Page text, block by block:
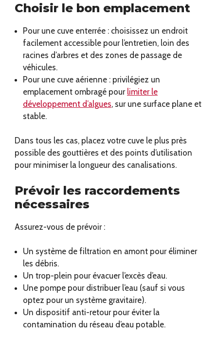
Choisir le bon emplacement
Pour une cuve enterrée : choisissez un endroit
facilement accessible pour l’entretien, loin des
racines d’arbres et des zones de passage de
véhicules.
Pour une cuve aérienne : privilégiez un
emplacement ombragé pour limiter le
développement d’algues, sur une surface plane et
stable.
Dans tous les cas, placez votre cuve le plus près
possible des gouttières et des points d’utilisation
pour minimiser la longueur des canalisations.
Prévoir les raccordements
nécessaires
Assurez-vous de prévoir :
Un système de filtration en amont pour éliminer
les débris.
Un trop-plein pour évacuer l’excès d’eau.
Une pompe pour distribuer l’eau (sauf si vous
optez pour un système gravitaire).
Un dispositif anti-retour pour éviter la
contamination du réseau d’eau potable.